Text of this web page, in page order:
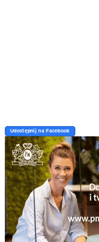
Udostępnij na Facebook